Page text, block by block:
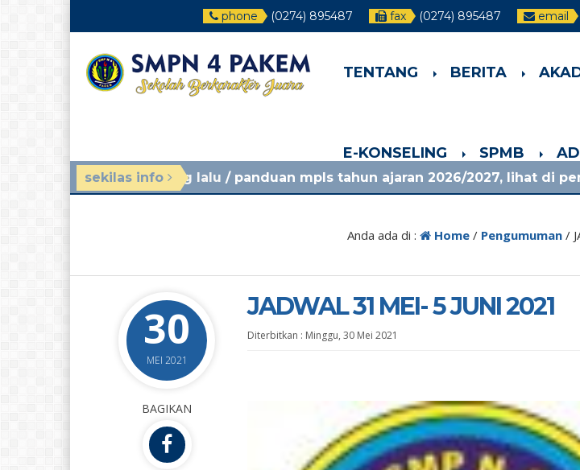
phone (0274) 895487 fax (0274) 895487 email
TENTANG BERITA
E-KONSELING SPMB
sekilas info
yang lalu/ panduan mpls tahun ajaran 2026/2027, lihat di pengumuman
Anda ada di : Home/ Pengumuman/
30
MEI 2021
JADWAL 31 MEI- 5 JUNI 2021
Diterbitkan : Minggu, 30 Mei 2021
BAGIKAN